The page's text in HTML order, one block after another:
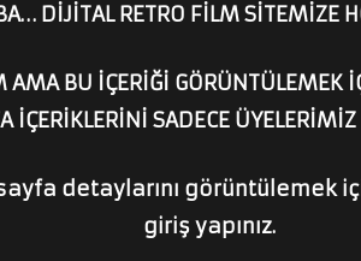
DİJİTAL RETRO FİLM SİTEMİZE
AMA BU İÇERİĞİ GÖRÜNTÜLEMEK
İÇERİKLERİNİ SADECE ÜYELERİMİZ
detaylarını görüntülemek
giriş yapınız.